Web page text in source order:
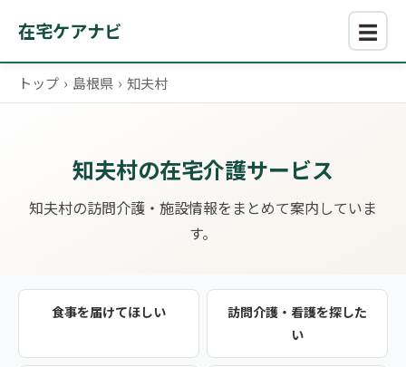
在宅ケアナビ ☰
トップ › 島根県 › 知夫村
知夫村の在宅介護サービス
知夫村の訪問介護・施設情報をまとめて案内していま
す。
食事を届けてほしい
訪問介護・看護を探した
い